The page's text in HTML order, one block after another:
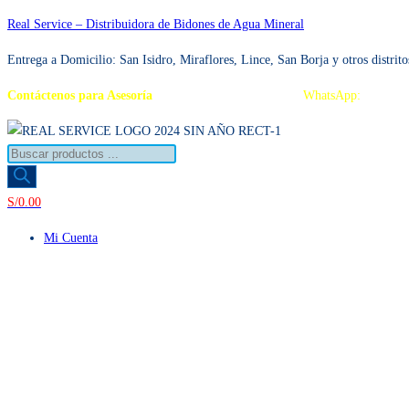
Ir
contenido
Real Service – Distribuidora de Bidones de Agua Mineral
Entrega a Domicilio: San Isidro, Miraflores, Lince, San Borja y otros
Contáctenos para Asesoría WhatsApp:
Búsqueda
de
productos
S/0.00
Mi Cuenta